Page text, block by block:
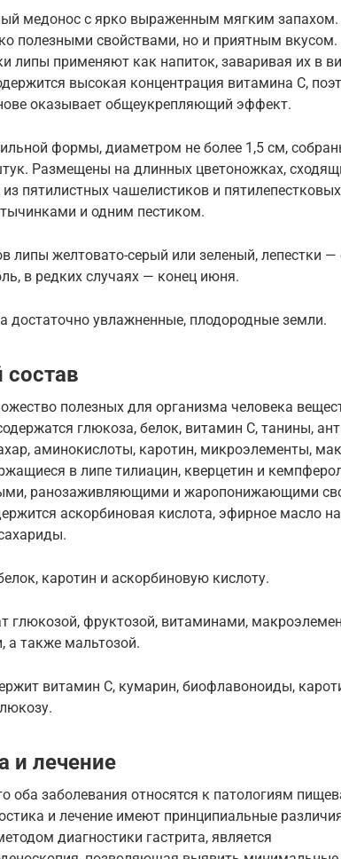
медонос с ярко выраженным мягким запахом.
полезными свойствами, но и приятным вкусом.
липы применяют как напиток, заваривая их в
высокая концентрация витамина C,
оказывает общеукрепляющий эффект.
формы, диаметром не более 1,5 см,
Размещены на длинных цветоножках,
из пятилистных чашелистиков и
и одним пестиком.
липы желтовато-серый или зеленый, лепестки —
в редких случаях — конец июня.
достаточно увлажненные, плодородные земли.
полезных для организма человека
глюкоза, белок, витамин С, танины,
аминокислоты, каротин, микроэлементы,
в липе тилиацин, кверцетин и
ранозаживляющими и жаропонижающими
аскорбиновая кислота, эфирное масло
каротин и аскорбиновую кислоту.
глюкозой, фруктозой, витаминами,
а также мальтозой.
витамин С, кумарин, биофлавоноиды,
и лечение
оба заболевания относятся к патологиям
и лечение имеют принципиальные
диагностики гастрита, является